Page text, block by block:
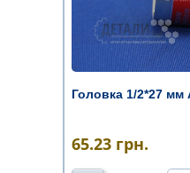
Головка 1/2*27 мм
65.23 грн.